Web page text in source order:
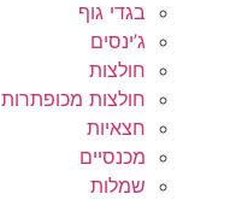
בגדי גוף
ג’ינסים
חולצות
חולצות מכופתרות
חצאיות
מכנסיים
שמלות